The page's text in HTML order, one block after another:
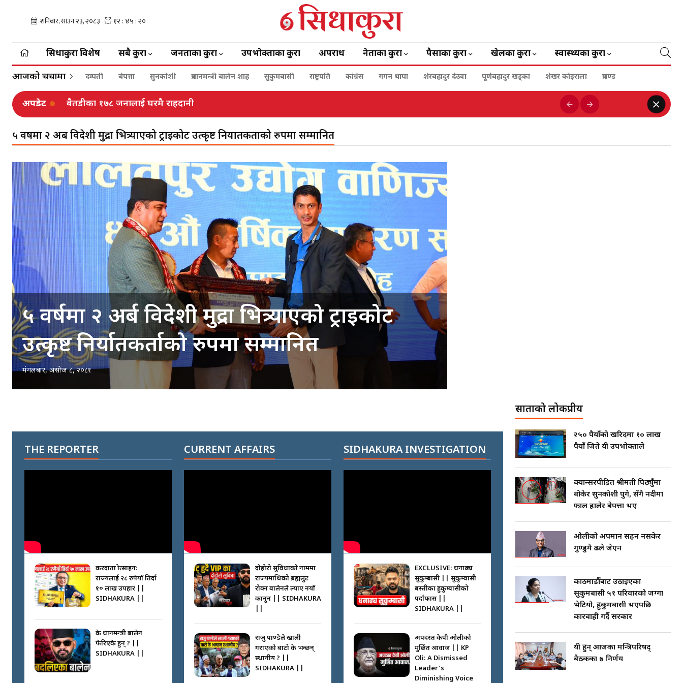
सिधाकुरा विशेष सबै कुरा जनताका कुरा उपभोक्ताका कुरा अपराध नेताका कुरा पैसाका कुरा खेलका कुरा स्वास्थ्यका कुरा
आजको चर्चामा दम्पती बेपत्ता सुनकोशी प्रधानमन्त्री बालेन शाह सुकुमबासी राष्ट्रपति कांग्रेस गगन थापा शेरबहादुर देउवा पूर्णबहादुर खड्का शेखर कोइराला प्रचण्ड
अपडेट बैतडीका १७८ जनालाई घरमै राहदानी
ढोरपाटनमा ३७ हजार पर्यटक, ४७ लाख आम्दानी
५ वर्षमा २ अर्ब विदेशी मुद्रा भित्र्याएको ट्राइकोट उत्कृष्ट निर्यातकर्ताको रुपमा सम्मानित
५ वर्षमा २ अर्ब विदेशी मुद्रा भित्र्याएको ट्राइकोट
उत्कृष्ट निर्यातकर्ताको रुपमा सम्मानित
मंगलबार, असोज ८, २०८१
THE REPORTER
करदाता प्रोत्साहन:
राज्यलाई २८ रुपैयाँ तिर्दा
१० लाख उपहार ||
SIDHAKURA ||
के प्रधानमन्त्री बालेन
फेरिएकै हुन् ? ||
SIDHAKURA ||
CURRENT AFFAIRS
दोहोरो सुविधाको नाममा
राज्यमाथिको ब्रह्मलुट
रोक्न बालेनले ल्याए नयाँ
कानुन || SIDHAKURA
राजु पाण्डेले खाली
गराएको बाटो के भन्छन्
स्थानीय ? ||
SIDHAKURA ||
SIDHAKURA INVESTIGATION
EXCLUSIVE: धनाढ्य
सुकुम्बासी || सुकुम्वासी
बस्तीका हुकुम्बासीको
पर्दाफास ||
SIDHAKURA ||
अपदस्त केपी ओलीको
मुर्छित आवाज || KP
Oli: A Dismissed
Leader’s
Diminishing Voice
साताको लोकप्रीय
२५० रुपैयाँको खरिदमा १० लाख
रुपैयाँ जिते यी उपभोक्ताले
क्यान्सरपीडित श्रीमती पिठ्युँमा
बोकेर सुनकोशी पुगे, सँगै नदीमा
फाल हालेर बेपत्ता भए
ओलीको अपमान सहन नसकेर
गुण्डुमै ढले जेएन
काठमाडौँबाट उठाइएका
सुकुमबासी ५१ परिवारको जग्गा
भेटियो, हुकुमबासी भएपछि
कारवाही गर्दै सरकार
यी हुन् आजका मन्त्रिपरिषद्
बैठकका ७ निर्णय